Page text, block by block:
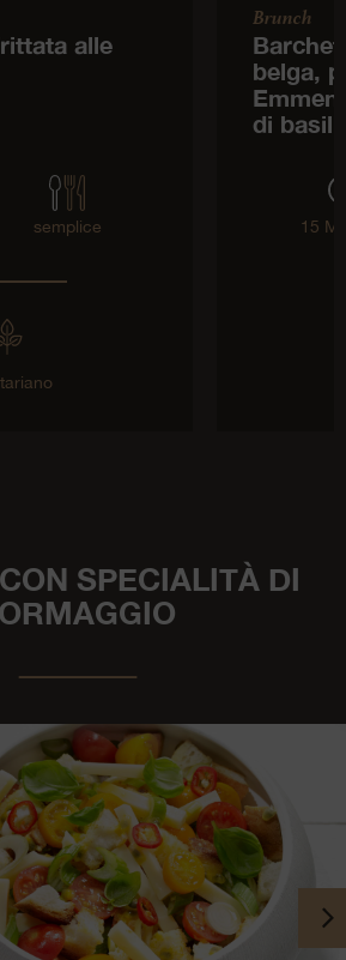
alle
semplice
Brunch
belga,
di
15
SPECIALITÀ DI